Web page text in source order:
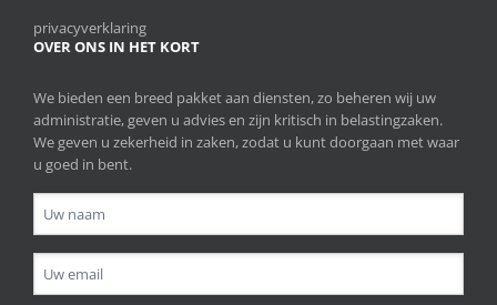
privacyverklaring
OVER ONS IN HET KORT
We bieden een breed pakket aan diensten, zo beheren wij uw
administratie, geven u advies en zijn kritisch in belastingzaken.
We geven u zekerheid in zaken, zodat u kunt doorgaan met waar
u goed in bent.